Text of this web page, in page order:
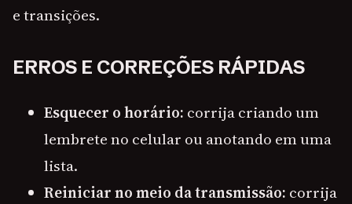
e transições.
ERROS E CORREÇÕES RÁPIDAS
Esquecer o horário: corrija criando um
lembrete no celular ou anotando em uma
lista.
Reiniciar no meio da transmissão: corrija